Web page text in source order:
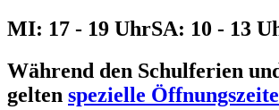
MI: 17 - 19 UhrSA: 10 - 13
Während den Schulferien
gelten spezielle